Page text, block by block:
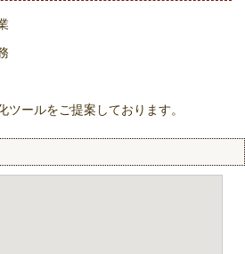
ツールをご提案しております。